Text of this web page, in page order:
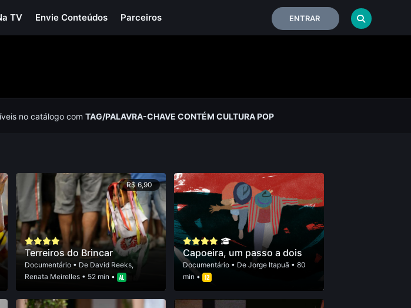
TV Envie Conteúdos Parceiros ENTRAR
no catálogo comTAG/PALAVRA-CHAVE CONTÉM CULTURA POP
R$ 6,90
Terreiros do Brincar
Documentário • De David Reeks,
Renata Meirelles • 52 min •
Capoeira, um passo a dois
Documentário • DeJorge Itapuã • 80
min •